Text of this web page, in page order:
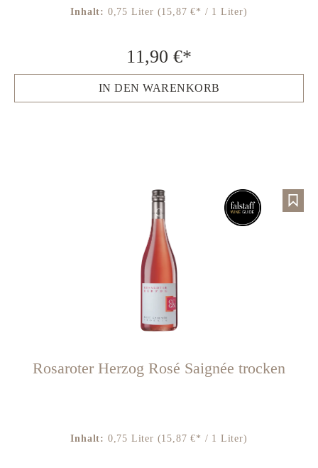
Inhalt: 0,75 Liter (15,87 €* / 1 Liter)
11,90 €*
IN DEN WARENKORB
Rosaroter Herzog Rosé Saignée trocken
Inhalt: 0,75 Liter (15,87 €* / 1 Liter)